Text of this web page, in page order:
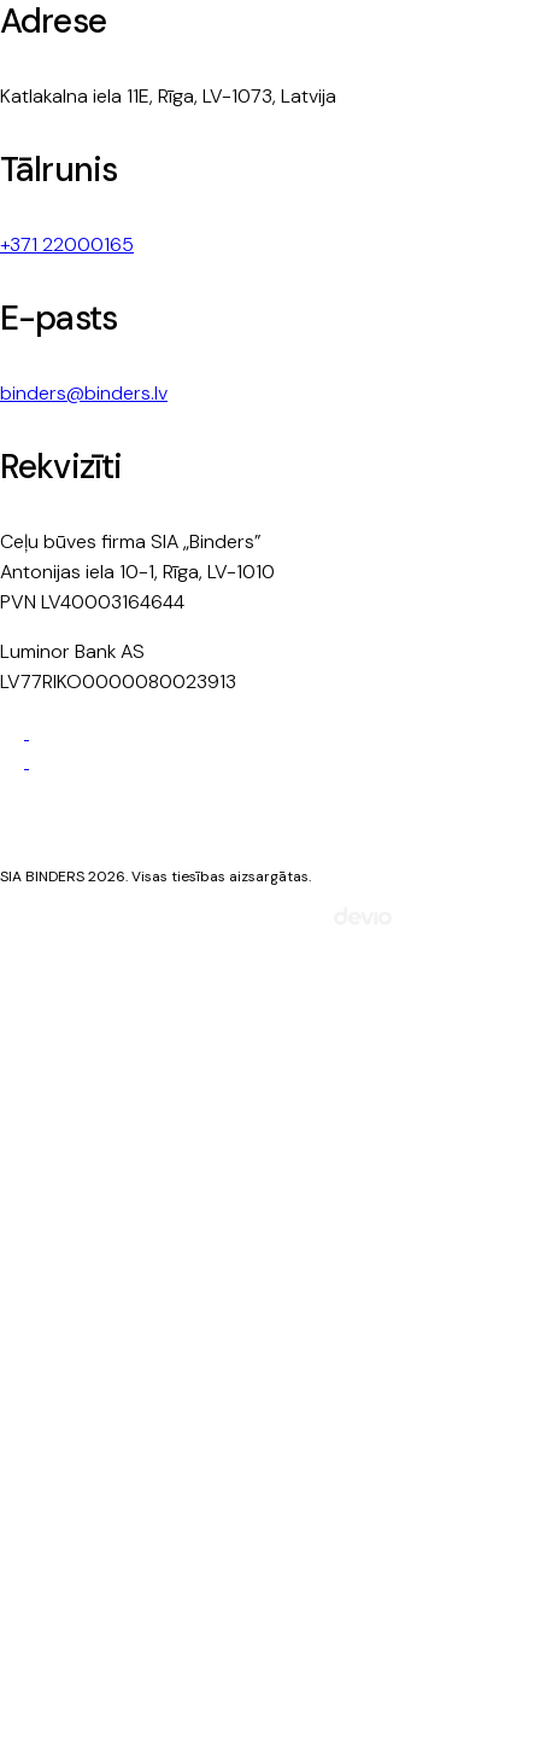
Adrese
Katlakalna iela 11E, Rīga, LV-1073, Latvija
Tālrunis
+371 22000165
E-pasts
binders@binders.lv
Rekvizīti
Ceļu būves firma SIA „Binders”
Antonijas iela 10-1, Rīga, LV-1010
PVN LV40003164644
Luminor Bank AS
LV77RIKO0000080023913
SIA BINDERS 2026. Visas tiesības aizsargātas.